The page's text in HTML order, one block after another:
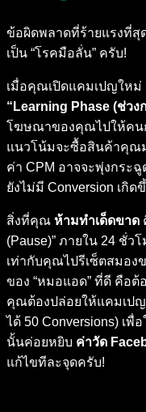
ข้อผิดพลาดที่ร้ายแรงที่
เป็น “โรคมือลั่น” ครับ!
เมื่อคุณเปิดแคมเปญใหม่
“Learning Phase (ช่วง
โฆษณาของคุณไปให้คน
แนวโน้มจะซื้อสินค้าคุณ
ค่า CPM อาจจะพุ่งกระ
ยังไม่มี Conversion เกิด
สิ่งที่คุณ ห้ามทำเด็ดขาด
(Pause)” ภายใน 24 ชั่ว
เท่ากับคุณไปรีเซ็ตสมอง
ของ “หมอแอด” ที่ดี คือ
คุณต้องปล่อยให้แคมเปญ
ได้ 50 Conversions) เพื่
นั้นค่อยหยิบ ค่าวัด
แก้ไขทีละจุดครับ!